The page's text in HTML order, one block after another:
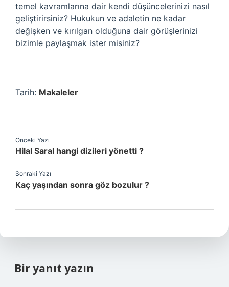
temel kavramlarına dair kendi düşüncelerinizi nasıl
geliştirirsiniz? Hukukun ve adaletin ne kadar
değişken ve kırılgan olduğuna dair görüşlerinizi
bizimle paylaşmak ister misiniz?
Tarih: Makaleler
Önceki Yazı
Hilal Saral hangi dizileri yönetti ?
Sonraki Yazı
Kaç yaşından sonra göz bozulur ?
Bir yanıt yazın